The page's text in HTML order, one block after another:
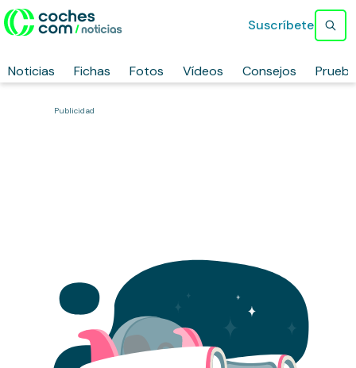
Noticias Fichas Fotos Vídeos Consejos
Suscríbete
Publicidad